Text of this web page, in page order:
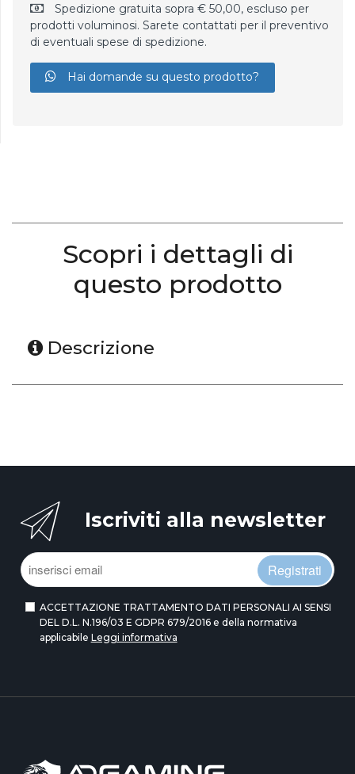
Spedizione gratuita sopra € 50,00, escluso per
prodotti voluminosi. Sarete contattati per il preventivo
di eventuali spese di spedizione.
Hai domande su questo prodotto?
Scopri i dettagli di
questo prodotto
Descrizione
Iscriviti alla newsletter
Registrati
ACCETTAZIONE TRATTAMENTO DATI PERSONALI AI SENSI
DEL D.L. N.196/03 E GDPR 679/2016 e della normativa
applicabile Leggi informativa